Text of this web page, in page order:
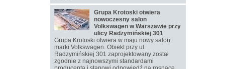
Grupa Krotoski otwiera
nowoczesny salon
Volkswagen w Warszawie przy
ulicy Radzymińskiej 301
Grupa Krotoski otwiera w maju nowy salon
marki Volkswagen. Obiekt przy ul.
Radzymińskiej 301 zaprojektowany został
zgodnie z najnowszymi standardami